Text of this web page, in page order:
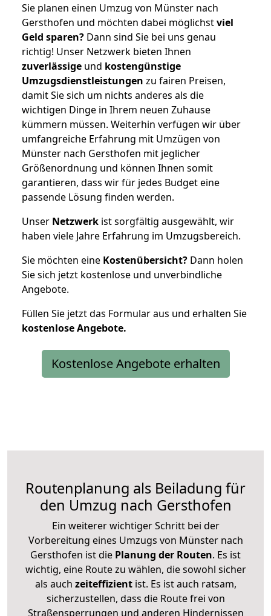
Sie planen einen Umzug von Münster nach
Gersthofen und möchten dabei möglichstviel
Geld sparen? Dann sind Sie bei uns genau
richtig! Unser Netzwerk bieten Ihnen
zuverlässige und kostengünstige
Umzugsdienstleistungen zu fairen Preisen,
damit Sie sich um nichts anderes als die
wichtigen Dinge in Ihrem neuen Zuhause
kümmern müssen. Weiterhin verfügen wir über
umfangreiche Erfahrung mit Umzügen von
Münster nach Gersthofen mit jeglicher
Größenordnung und können Ihnen somit
garantieren, dass wir für jedes Budget eine
passende Lösung finden werden.
Unser Netzwerk ist sorgfältig ausgewählt, wir
haben viele Jahre Erfahrung im Umzugsbereich.
Sie möchten eine Kostenübersicht? Dann holen
Sie sich jetzt kostenlose und unverbindliche
Angebote.
Füllen Sie jetzt das Formular aus und erhalten Sie
kostenloseAngebote.
Kostenlose Angebote erhalten
Routenplanung als Beiladung für
den Umzug nach Gersthofen
Ein weiterer wichtiger Schritt bei der
Vorbereitung eines Umzugs von Münster nach
Gersthofen ist die Planung der Routen. Es ist
wichtig, eine Route zu wählen, die sowohl sicher
als auch zeiteffizientist. Es ist auch ratsam,
sicherzustellen, dass die Route frei von
Straßensperrungen und anderen Hindernissen